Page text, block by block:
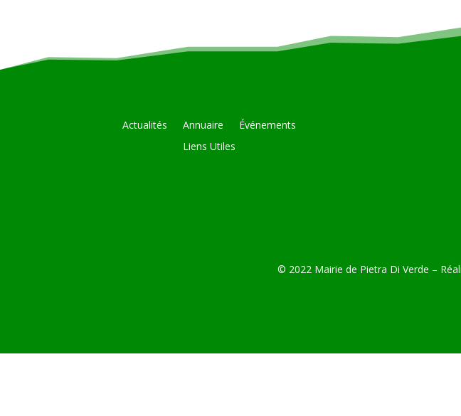
Actualités Annuaire
Événements
Liens Utiles
© 2022 Mairie de Pietra Di Verde –